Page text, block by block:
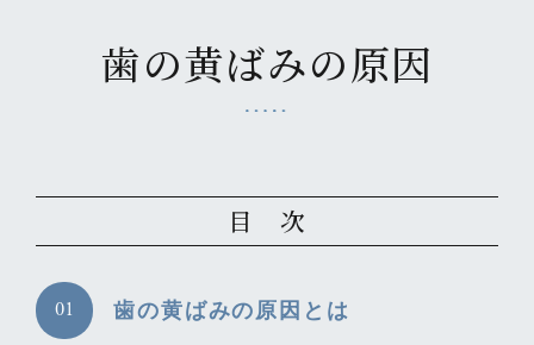
歯の黄ばみの原因
目 次
歯の黄ばみの原因とは